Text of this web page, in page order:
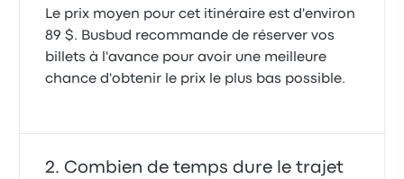
Le prix moyen pour cet itinéraire est d'environ
89 $. Busbud recommande de réserver vos
billets à l'avance pour avoir une meilleure
chance d'obtenir le prix le plus bas possible.
Combien de temps dure le trajet